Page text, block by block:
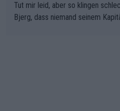
Tut mir leid, aber so klingen
Bjerg, dass niemand seinem